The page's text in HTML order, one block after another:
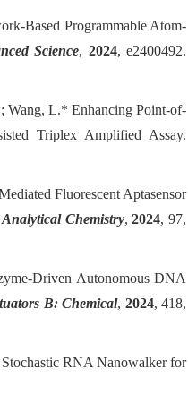
Based Programmable Atom-
Science, 2024, e2400492.
Wang, L.* Enhancing Point-of-
Triplex Amplified Assay.
Fluorescent Aptasensor
Analytical Chemistry,2024, 97,
Driven Autonomous DNA
B: Chemical, 2024, 418,
RNA Nanowalker for